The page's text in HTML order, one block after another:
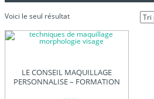
Voici le seul résultat
LE CONSEIL MAQUILLAGE
PERSONNALISE – FORMATION